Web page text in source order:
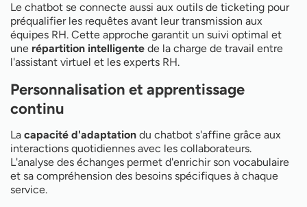
Le chatbot se connecte aussi aux outils de ticketing pour
préqualifier les requêtes avant leur transmission aux
équipes RH. Cette approche garantit un suivi optimal et
une répartition intelligente de la charge de travail entre
l'assistant virtuel et les experts RH.
Personnalisation et apprentissage
continu
La capacité d'adaptation du chatbot s'affine grâce aux
interactions quotidiennes avec les collaborateurs.
L'analyse des échanges permet d'enrichir son vocabulaire
et sa compréhension des besoins spécifiques à chaque
service.